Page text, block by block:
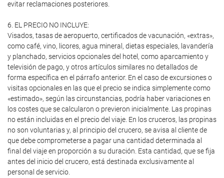
evitar reclamaciones posteriores.
6. EL PRECIO NO INCLUYE:
Visados, tasas de aeropuerto, certificados de vacunación, «extras»,
como café, vino, licores, agua mineral, dietas especiales, lavandería
y planchado, servicios opcionales del hotel, como aparcamiento y
televisión de pago, y otros artículos similares no detallados de
forma específica en el párrafo anterior. En el caso de excursiones o
visitas opcionales en las que el precio se indica simplemente como
«estimado», según las circunstancias, podría haber variaciones en
los costes que se calcularon o previeron inicialmente. Las propinas
no están incluidas en el precio del viaje. En los cruceros, las propinas
no son voluntarias y, al principio del crucero, se avisa al cliente de
que debe comprometerse a pagar una cantidad determinada al
final del viaje en proporción a su duración. Esta cantidad, que se fija
antes del inicio del crucero, está destinada exclusivamente al
personal de servicio.